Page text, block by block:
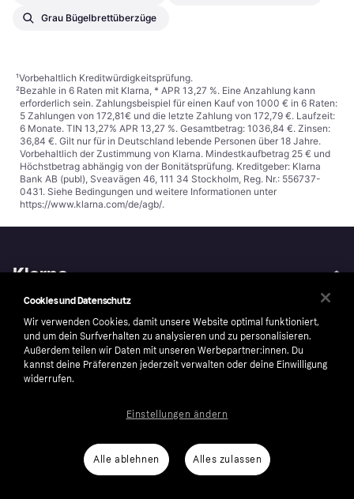
Grau Bügelbrettüberzüge
¹Vorbehaltlich Kreditwürdigkeitsprüfung.
²Bezahle in 6 Raten mit Klarna, * APR 13,27 %. Eine Anzahlung kann
erforderlich sein. Zahlungsbeispiel für einen Kauf von 1000 € in 6 Raten:
5 Zahlungen von 172,81€ und die letzte Zahlung von 172,79 €. Laufzeit:
6 Monate. TIN 13,27% APR 13,27 %. Gesamtbetrag: 1036,84 €. Zinsen:
36,84 €. Gilt nur für in Deutschland lebende Personen über 18 Jahre.
Vorbehaltlich der Zustimmung von Klarna. Mindestkaufbetrag 25 € und
Höchstbetrag abhängig von der Bonitätsprüfung. Kreditgeber: Klarna
Bank AB (publ), Sveavägen 46, 111 34 Stockholm, Reg. Nr.: 556737-
0431. Siehe Bedingungen und weitere Informationen unter
https://www.klarna.com/de/agb/.
Klarna
Über uns
Karriere
AGB
Presse
Nachhaltigkeit
Weiterverkaufen
Auto-Track
Barrierefreiheit
Kontaktinformationen für
Behörden
Cookies und Datenschutz
Wir verwenden Cookies, damit unsere Website optimal funktioniert,
und um dein Surfverhalten zu analysieren und zu personalisieren.
Außerdem teilen wir Daten mit unseren Werbepartner:innen. Du
kannst deine Präferenzen jederzeit verwalten oder deine Einwilligung
widerrufen.
Alle ablehnen Alles zulassen
Einstellungen ändern